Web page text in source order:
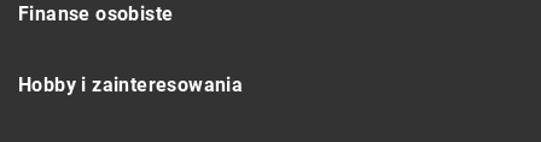
Finanse osobiste
Hobby i zainteresowania